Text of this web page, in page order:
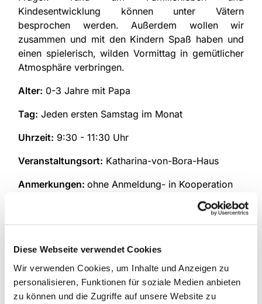
Diese Webseite verwendet Cookies
Wir verwenden Cookies, um Inhalte und Anzeigen zu
personalisieren, Funktionen für soziale Medien anbieten
zu können und die Zugriffe auf unsere Website zu
Kindesentwicklung können unter Vätern
besprochen werden. Außerdem wollen wir
zusammen und mit den Kindern Spaß haben und
einen spielerisch, wilden Vormittag in gemütlicher
Atmosphäre verbringen.
Alter: 0-3 Jahre mit Papa
Tag: Jeden ersten Samstag im Monat
Uhrzeit: 9:30 - 11:30 Uhr
Veranstaltungsort: Katharina-von-Bora-Haus
Anmerkungen: ohne Anmeldung- in Kooperation